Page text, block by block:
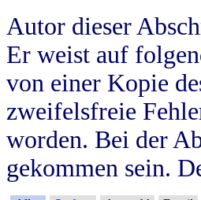
Autor dieser
Er weist auf
von einer Kopie
zweifelsfreie
worden. Bei der
gekommen sein.